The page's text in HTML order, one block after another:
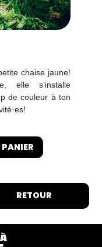
chaise jaune!
elle s’installe
de couleur à ton
RETOUR